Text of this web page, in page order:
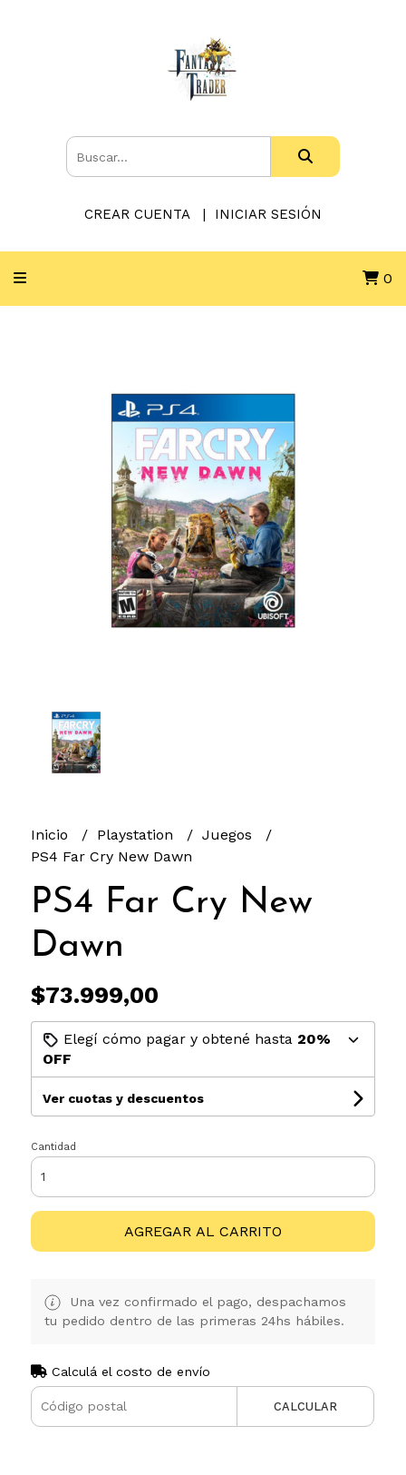
CREAR CUENTA INICIAR SESIÓN
0
Inicio Playstation
Juegos
PS4 Far Cry New Dawn
PS4 Far Cry New
Dawn
$73.999,00
Elegí cómo pagar y obtené hasta 20%
OFF
Ver cuotas y descuentos
Cantidad
AGREGAR AL CARRITO
Una vez confirmado el pago, despachamos
tu pedido dentro de las primeras 24hs hábiles.
Calculá el costo de envío
CALCULAR